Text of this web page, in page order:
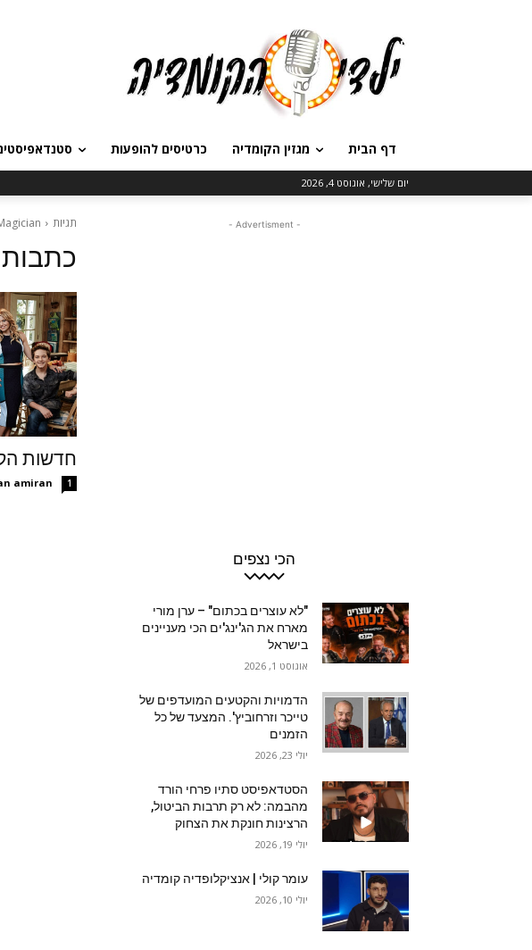
דף הבית מגזין הקומדיה כרטיסים להופעות
יום שלישי, אוגוסט 4, 2026
תגיות
חדשות
amiran 1
- Advertisment -
הכי נצפים
"לא עוצרים בכתום" – ערן מורי
מארח את הג'ינג'ים הכי מעניינים
בישראל
אוגוסט 1, 2026
הדמויות והקטעים המועדפים של
טייכר וזרחוביץ'. המצעד של כל
הזמנים
יולי 23, 2026
הסטדאפיסט סתיו פרחי הורד
מהבמה: לא רק תרבות הביטול,
הרצינות חונקת את הצחוק
יולי 19, 2026
עומר קולי | אנציקלופדיה קומדיה
יולי 10, 2026